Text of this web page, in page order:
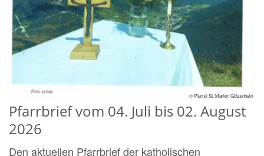
© Pfarrei St. Marien Götzenhain
Pfarrbrief vom 04. Juli bis 02. August
2026
Den aktuellen Pfarrbrief der katholischen